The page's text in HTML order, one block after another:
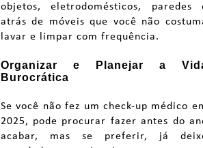
objetos, eletrodomésticos, paredes
atrás de móveis que você não
lavar e limpar com frequência.
Organizar e Planejar a
Burocrática
Se você não fez um check-up médico
2025, pode procurar fazer antes do
acabar, mas se preferir, já